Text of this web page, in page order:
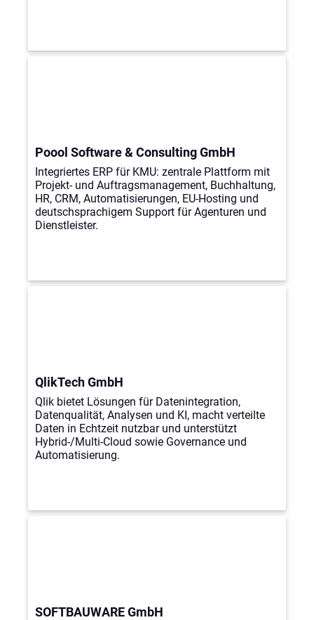
Poool Software & Consulting GmbH
Integriertes ERP für KMU: zentrale Plattform mit
Projekt- und Auftragsmanagement, Buchhaltung,
HR, CRM, Automatisierungen, EU-Hosting und
deutschsprachigem Support für Agenturen und
Dienstleister.
QlikTech GmbH
Qlik bietet Lösungen für Datenintegration,
Datenqualität, Analysen und KI, macht verteilte
Daten in Echtzeit nutzbar und unterstützt
Hybrid-/Multi-Cloud sowie Governance und
Automatisierung.
SOFTBAUWARE GmbH